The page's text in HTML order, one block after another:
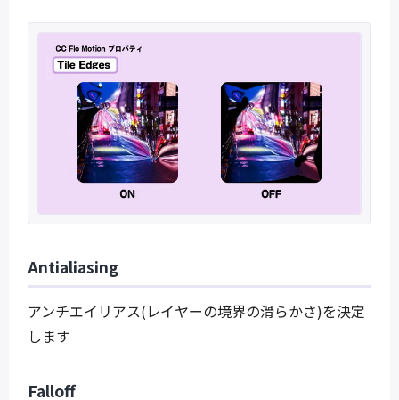
Antialiasing
アンチエイリアス(レイヤーの境界の滑らかさ)を決定
します
Falloff